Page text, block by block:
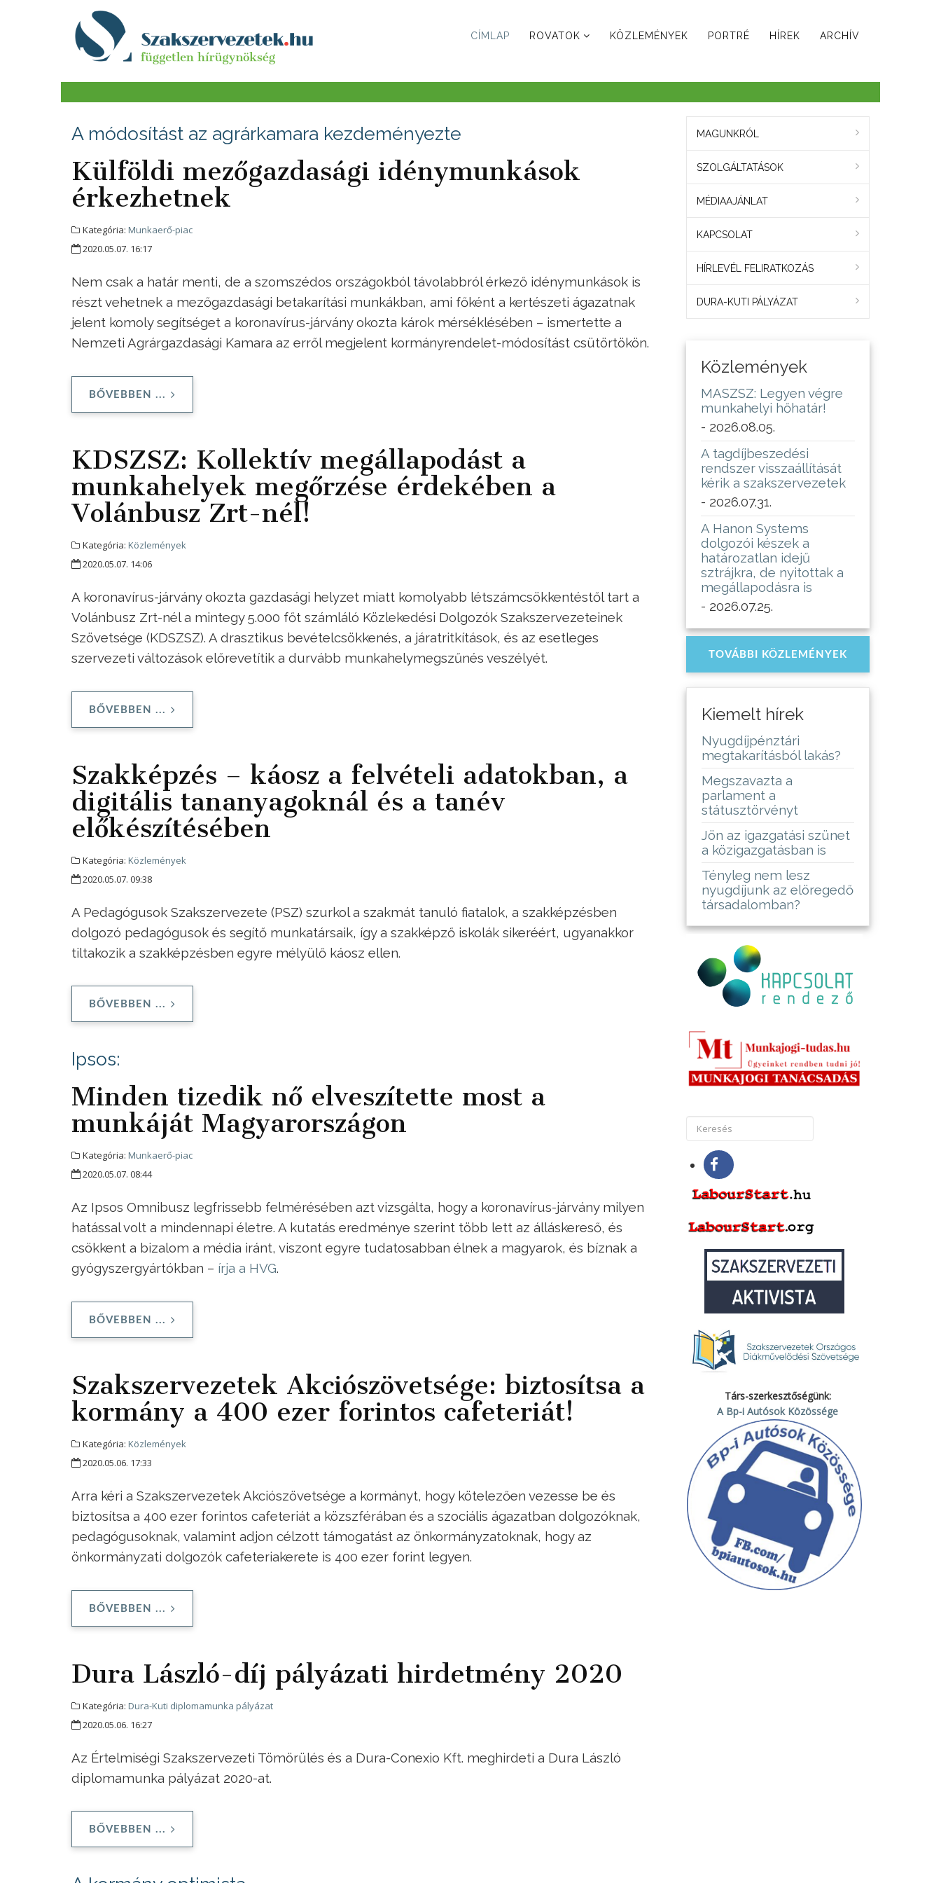
CÍMLAP ROVATOK KÖZLEMÉNYEK PORTRÉ HÍREK ARCHÍV
A módosítást az agrárkamara kezdeményezte
Külföldi mezőgazdasági idénymunkások
érkezhetnek
Kategória: Munkaerő-piac
2020.05.07. 16:17
Nem csak a határ menti, de a szomszédos országokból távolabbról érkező idénymunkások is
részt vehetnek a mezőgazdasági betakarítási munkákban, ami főként a kertészeti ágazatnak
jelent komoly segítséget a koronavírus-járvány okozta károk mérséklésében – ismertette a
Nemzeti Agrárgazdasági Kamara az erről megjelent kormányrendelet-módosítást csütörtökön.
BŐVEBBEN ...
KDSZSZ: Kollektív megállapodást a
munkahelyek megőrzése érdekében a
Volánbusz Zrt-nél!
Kategória: Közlemények
2020.05.07. 14:06
A koronavírus-járvány okozta gazdasági helyzet miatt komolyabb létszámcsökkentéstől tart a
Volánbusz Zrt-nél a mintegy 5.000 főt számláló Közlekedési Dolgozók Szakszervezeteinek
Szövetsége (KDSZSZ). A drasztikus bevételcsökkenés, a járatritkítások, és az esetleges
szervezeti változások előrevetítik a durvább munkahelymegszűnés veszélyét.
BŐVEBBEN ...
Szakképzés – káosz a felvételi adatokban, a
digitális tananyagoknál és a tanév
előkészítésében
Kategória: Közlemények
2020.05.07. 09:38
A Pedagógusok Szakszervezete (PSZ) szurkol a szakmát tanuló fiatalok, a szakképzésben
dolgozó pedagógusok és segítő munkatársaik, így a szakképző iskolák sikeréért, ugyanakkor
tiltakozik a szakképzésben egyre mélyülő káosz ellen.
BŐVEBBEN ...
Ipsos:
Minden tizedik nő elveszítette most a
munkáját Magyarországon
Kategória: Munkaerő-piac
2020.05.07. 08:44
Az Ipsos Omnibusz legfrissebb felmérésében azt vizsgálta, hogy a koronavírus-járvány milyen
hatással volt a mindennapi életre. A kutatás eredménye szerint több lett az álláskereső, és
csökkent a bizalom a média iránt, viszont egyre tudatosabban élnek a magyarok, és bíznak a
gyógyszergyártókban – írja a HVG.
BŐVEBBEN ...
Szakszervezetek Akciószövetsége: biztosítsa a
kormány a 400 ezer forintos cafeteriát!
Kategória: Közlemények
2020.05.06. 17:33
Arra kéri a Szakszervezetek Akciószövetsége a kormányt, hogy kötelezően vezesse be és
biztosítsa a 400 ezer forintos cafeteriát a közszférában és a szociális ágazatban dolgozóknak,
pedagógusoknak, valamint adjon célzott támogatást az önkormányzatoknak, hogy az
önkormányzati dolgozók cafeteriakerete is 400 ezer forint legyen.
BŐVEBBEN ...
Dura László-díj pályázati hirdetmény 2020
Kategória: Dura-Kuti diplomamunka pályázat
2020.05.06. 16:27
Az Értelmiségi Szakszervezeti Tömörülés és a Dura-Conexio Kft. meghirdeti a Dura László
diplomamunka pályázat 2020-at.
BŐVEBBEN ...
MAGUNKRÓL
SZOLGÁLTATÁSOK
MÉDIAAJÁNLAT
KAPCSOLAT
HÍRLEVÉL FELIRATKOZÁS
DURA-KUTI PÁLYÁZAT
Közlemények
MASZSZ: Legyen végre
munkahelyi hőhatár!
- 2026.08.05.
A tagdíjbeszedési
rendszer visszaállítását
kérik a szakszervezetek
- 2026.07.31.
A Hanon Systems
dolgozói készek a
határozatlan idejű
sztrájkra, de nyitottak a
megállapodásra is
- 2026.07.25.
TOVÁBBI KÖZLEMÉNYEK
Kiemelt hírek
Nyugdíjpénztári
megtakarításból lakás?
Megszavazta a
parlament a
státusztörvényt
Jön az igazgatási szünet
a közigazgatásban is
Tényleg nem lesz
nyugdíjunk az elöregedő
társadalomban?
Társ-szerkesztőségünk:
A Bp-i Autósok Közössége